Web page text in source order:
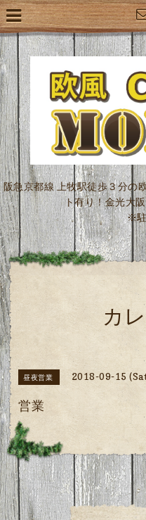
阪急京都線 上牧駅徒歩３分の
ト有り！金光大
※駐
カ
昼夜営業 2018-09-15
営業